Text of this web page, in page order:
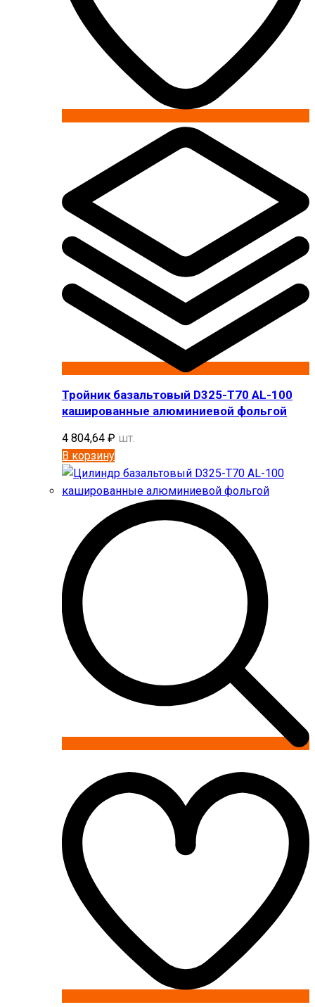
Тройник базальтовый D325-T70 AL-100
кашированные алюминиевой фольгой
4 804,64 ₽ шт.
В корзину